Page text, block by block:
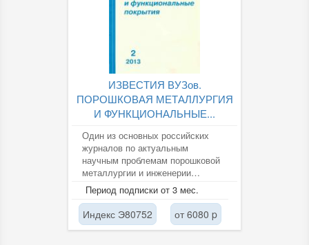
ИЗВЕСТИЯ ВУЗов.
ПОРОШКОВАЯ МЕТАЛЛУРГИЯ
И ФУНКЦИОНАЛЬНЫЕ...
Один из основных российских
журналов по актуальным
научным проблемам порошковой
металлургии и инженерии
поверхности, порошкового
материаловедения,...
Период подписки от 3 мес.
Индекс Э80752 от 6080 p